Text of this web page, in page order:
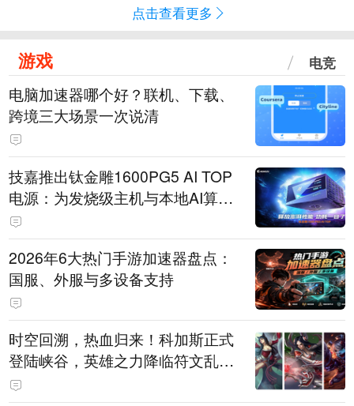
点击查看更多
游戏 电竞
电脑加速器哪个好？联机、下载、
跨境三大场景一次说清
技嘉推出钛金雕1600PG5 AI TOP
电源：为发烧级主机与本地AI算力
打造旗舰供电方案
2026年6大热门手游加速器盘点：
国服、外服与多设备支持
时空回溯，热血归来！科加斯正式
登陆峡谷，英雄之力降临符文乱
斗！